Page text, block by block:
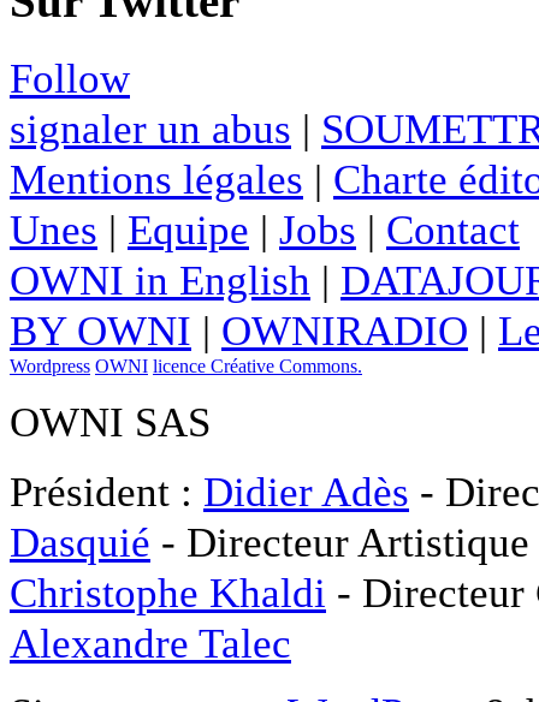
Follow
signaler un abus |
Mentions légales | Charte
Unes | Equipe | Jobs | Contact
OWNI in English |
BY OWNI | OWNIRADIO |
Wordpress OWNI licence Créative Commons.
OWNI SAS
Président : Didier Adès -
Dasquié - Directeur
Christophe Khaldi -
Alexandre Talec